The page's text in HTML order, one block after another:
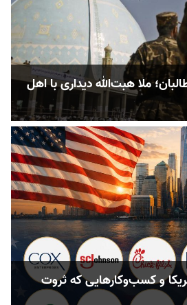
ملا هبت‌الله دیداری با اهل
و کسب‌وکارهایی که ثروت